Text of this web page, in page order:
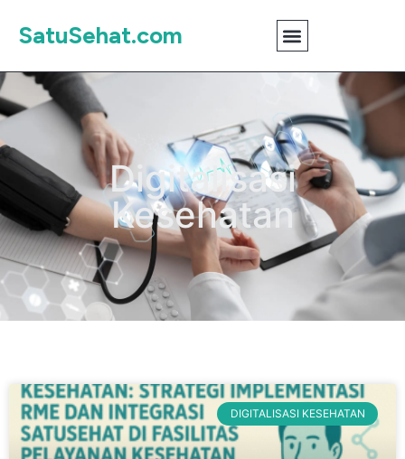
SatuSehat.com
Digitalisasi
Kesehatan
DIGITALISASI KESEHATAN